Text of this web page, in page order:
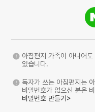
아침편지 가족이 아니어
있습니다.
독자가 쓰는 아침편지는
비밀번호가 없으신 분은
비밀번호 만들기>